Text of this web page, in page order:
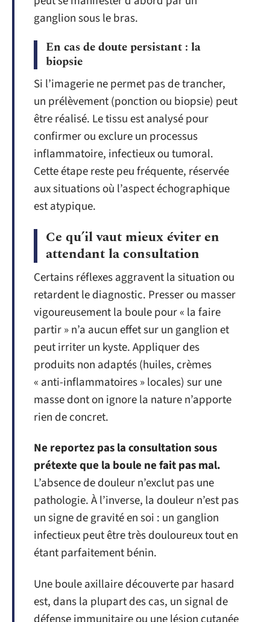
ganglion sous le bras.
En cas de doute persistant : la
biopsie
Si l’imagerie ne permet pas de trancher,
un prélèvement (ponction ou biopsie) peut
être réalisé. Le tissu est analysé pour
confirmer ou exclure un processus
inflammatoire, infectieux ou tumoral.
Cette étape reste peu fréquente, réservée
aux situations où l’aspect échographique
est atypique.
Ce qu’il vaut mieux éviter en
attendant la consultation
Certains réflexes aggravent la situation ou
retardent le diagnostic. Presser ou masser
vigoureusement la boule pour « la faire
partir » n’a aucun effet sur un ganglion et
peut irriter un kyste. Appliquer des
produits non adaptés (huiles, crèmes
« anti-inflammatoires » locales) sur une
masse dont on ignore la nature n’apporte
rien de concret.
Ne reportez pas la consultation sous
prétexte que la boule ne fait pas mal.
L’absence de douleur n’exclut pas une
pathologie. À l’inverse, la douleur n’est pas
un signe de gravité en soi : un ganglion
infectieux peut être très douloureux tout en
étant parfaitement bénin.
Une boule axillaire découverte par hasard
est, dans la plupart des cas, un signal de